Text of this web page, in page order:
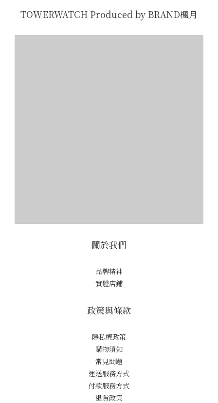
TOWERWATCH Produced by BRAND楓月
關於我們
品牌精神
實體店鋪
政策與條款
隱私權政策
購物須知
常見問題
運送服務方式
付款服務方式
退貨政策